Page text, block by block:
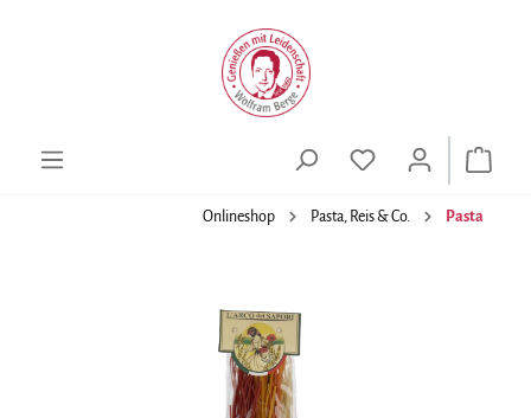
Onlineshop Pasta, Reis & Co. Pasta